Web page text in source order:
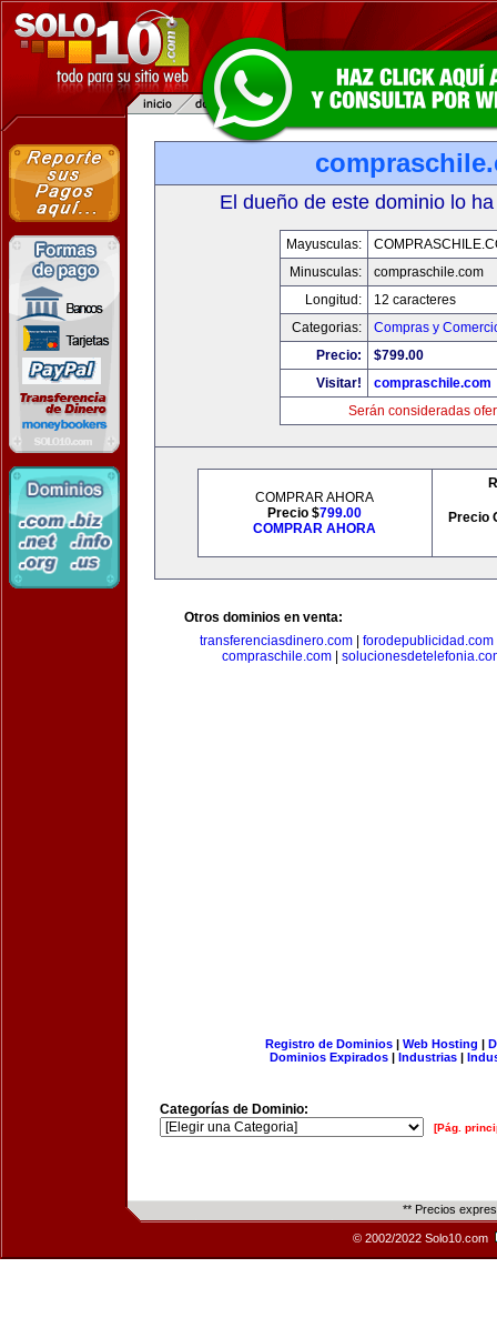
El dueño de este dominio lo
Mayusculas:
Minusculas:
compraschile.com
Longitud:
12 caracteres
Categorias:
Compras y
Precio:
$799.00
Visitar!
compraschile.com
Serán consideradas
COMPRAR AHORA
Precio $799.00
COMPRAR AHORA
Precio
Otros dominios en venta:
transferenciasdinero.com
forodepublicidad.com
compraschile.com
Registro de Dominios| Web Hosting |
Dominios Expirados | Industrias |
Categorías de Dominio:
[Pág.
** Precios
© 2002/2022 Solo10.com